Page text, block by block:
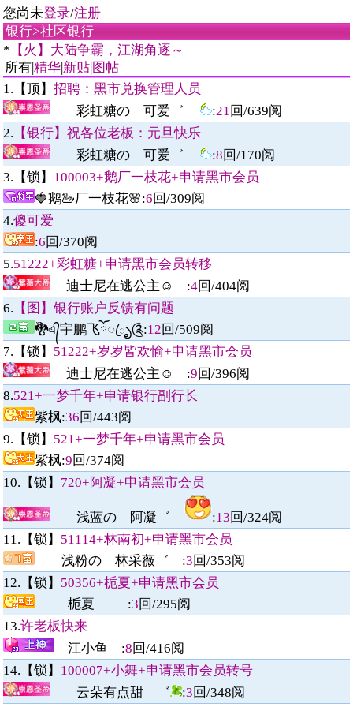
您尚未登录/注册
银行>社区银行
* 【火】大陆争霸，江湖角逐～
所有|精华|新贴|图帖
1.【顶】 招聘：黑市兑换管理人员
彩虹糖の 可爱゛
:21回/639阅
2. 【银行】祝各位老板：元旦快乐
彩虹糖の 可爱゛
:8回/170阅
3.【锁】 100003+鹅厂一枝花+申请黑市会员
🍓鹅🦢厂一枝花🌸:6回/309阅
4.傻可爱
:6回/370阅
5.51222+彩虹糖+申请黑市会员转移
迪士尼在逃公主☺︎ :4回/404阅
6. 【图】银行账户反馈有问题
🐉এ᭄宇鹏飞ོꦿృ༊:12回/509阅
7.【锁】 51222+岁岁皆欢愉+申请黑市会员
迪士尼在逃公主☺︎ :9回/396阅
8.521+一梦千年+申请银行副行长
紫枫:36回/443阅
9.【锁】 521+一梦千年+申请黑市会员
紫枫:9回/374阅
10.【锁】 720+阿凝+申请黑市会员
浅蓝の 阿凝゛ :13回/324阅
11.【锁】 51114+林南初+申请黑市会员
浅粉の 林采薇゛ :3回/353阅
12.【锁】 50356+栀夏+申请黑市会员
栀夏 :3回/295阅
13.许老板快来
江小鱼 :8回/416阅
14.【锁】 100007+小舞+申请黑市会员转号
云朵有点甜 ゛
:3回/348阅